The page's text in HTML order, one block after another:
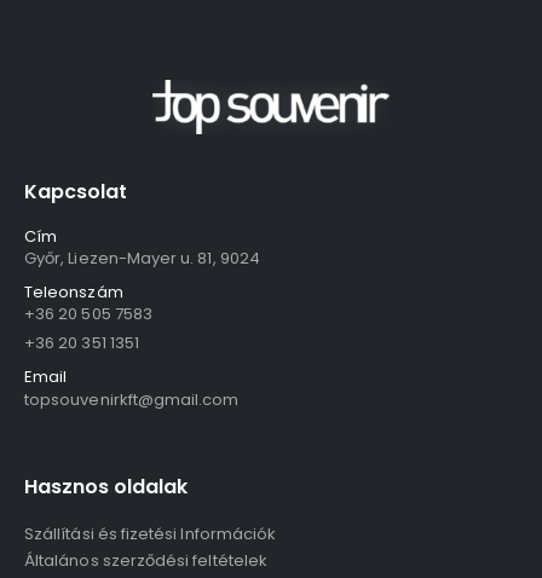
Kapcsolat
Cím
Győr, Liezen-Mayer u. 81, 9024
Teleonszám
+36 20 505 7583
+36 20 351 1351
Email
topsouvenirkft@gmail.com
Hasznos oldalak
Szállítási és fizetési Információk
Általános szerződési feltételek